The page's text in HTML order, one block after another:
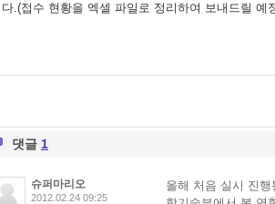
다.(접수 현황을 엑셀 파일로 정리하여 보내드릴 예
댓글 1
슈퍼마리오
2012.02.24 09:25
올해 처음 실시 진